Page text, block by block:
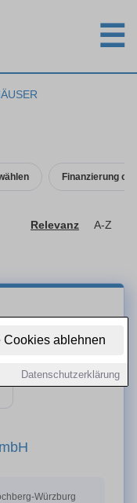
Cookies ablehnen
Datenschutzerklärung
☰
Finanzierung
Relevanz A-Z
Würzburg